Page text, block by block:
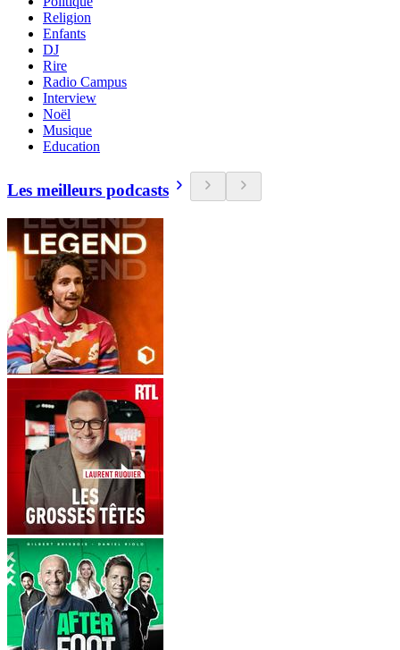
Religion
Enfants
DJ
Rire
Radio Campus
Interview
Noël
Musique
Education
Les meilleurs podcasts